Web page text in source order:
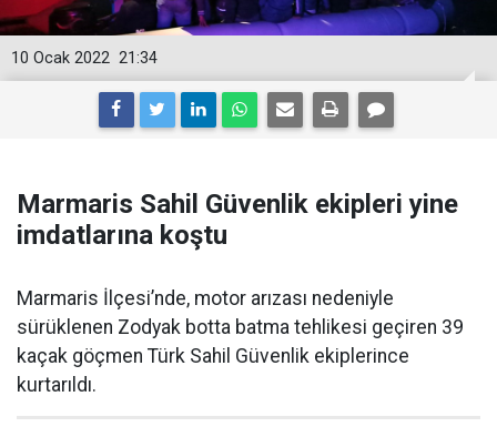
21:34
10 Ocak 2022
Marmaris Sahil Güvenlik ekipleri yine
imdatlarına koştu
Marmaris İlçesi’nde, motor arızası nedeniyle
sürüklenen Zodyak botta batma tehlikesi geçiren 39
kaçak göçmen Türk Sahil Güvenlik ekiplerince
kurtarıldı.